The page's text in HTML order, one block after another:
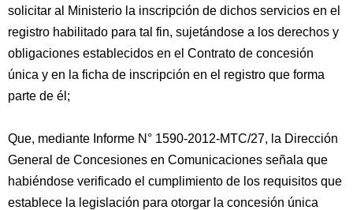
solicitar al Ministerio la inscripción de dichos servicios en el
registro habilitado para tal fin, sujetándose a los derechos y
obligaciones establecidos en el Contrato de concesión
única y en la ficha de inscripción en el registro que forma
parte de él;
Que, mediante Informe N° 1590-2012-MTC/27, la Dirección
General de Concesiones en Comunicaciones señala que
habiéndose verificado el cumplimiento de los requisitos que
establece la legislación para otorgar la concesión única